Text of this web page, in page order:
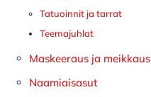
Tatuoinnit ja tarrat
Teemajuhlat
Maskeeraus ja meikkaus
Naamiaisasut